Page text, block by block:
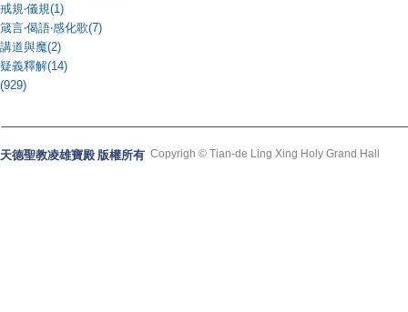
戒規‧儀規(1)
箴言‧偈語‧感化歌(7)
講道與魔(2)
疑義釋解(14)
(929)
天德聖教凌雄寶殿 版權所有 Copyrigh © Tian-de Ling Xing Holy Grand Hall